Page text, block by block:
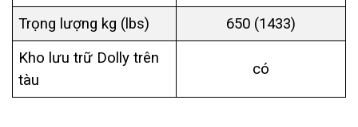
Trọng lượng kg (lbs)
650 (1433)
Kho lưu trữ Dolly trên
tàu
có